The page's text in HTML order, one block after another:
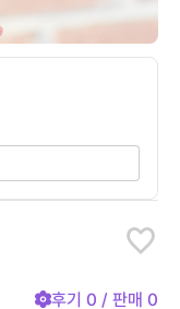
후기 0 / 판매 0